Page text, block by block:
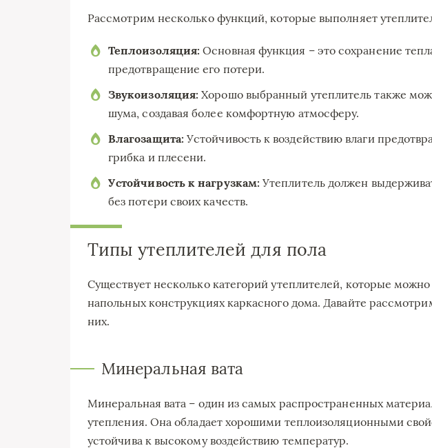
Рассмотрим несколько функций, которые выполняет
Теплоизоляция: Основная функция – это сохранение
предотвращение его потери.
Звукоизоляция: Хорошо выбранный утеплитель также
шума, создавая более комфортную атмосферу.
Влагозащита: Устойчивость к воздействию влаги
грибка и плесени.
Устойчивость к нагрузкам: Утеплитель должен
без потери своих качеств.
Типы утеплителей для пола
Существует несколько категорий утеплителей, которые можно
напольных конструкциях каркасного дома. Давайте
них.
Минеральная вата
Минеральная вата – один из самых распространенных
утепления. Она обладает хорошими теплоизоляционными
устойчива к высокому воздействию температур.